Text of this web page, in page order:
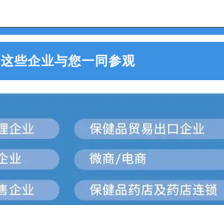
这些企业与您一同参观